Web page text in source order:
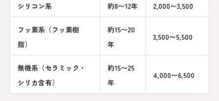
シリコン系 約8〜12年 2,000〜3,500
フッ素系（フッ素樹
脂）
約15〜20
年
3,500〜5,500
無機系（セラミック・
シリカ含有）
約15〜25
年
4,000〜6,500